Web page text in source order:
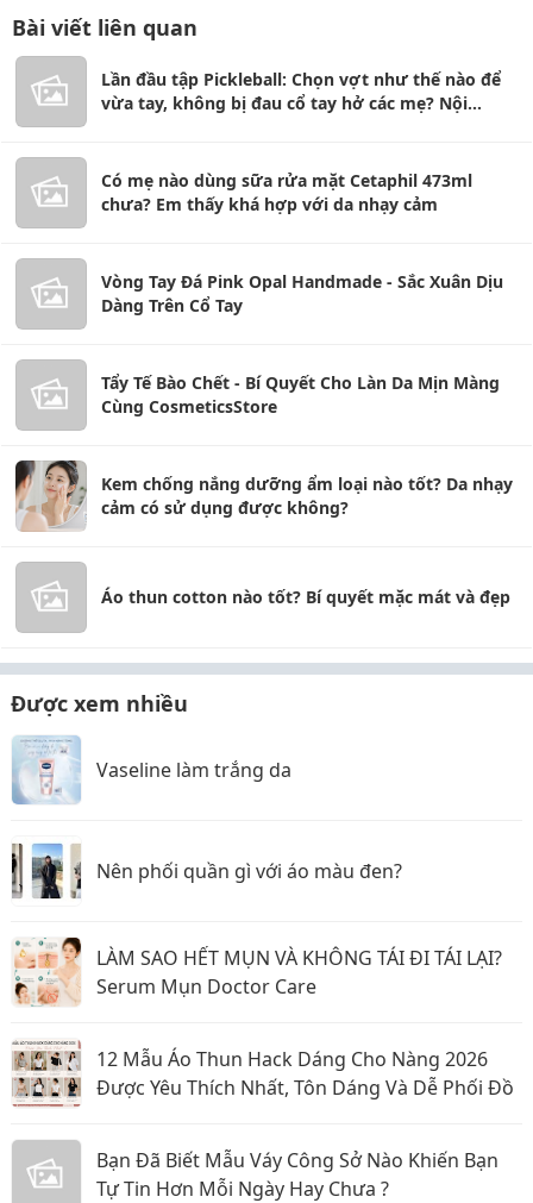
Bài viết liên quan
Lần đầu tập Pickleball: Chọn vợt như thế nào để
vừa tay, không bị đau cổ tay hở các mẹ? Nội
Có mẹ nào dùng sữa rửa mặt Cetaphil 473ml
chưa? Em thấy khá hợp với da nhạy cảm
Vòng Tay Đá Pink Opal Handmade - Sắc Xuân Dịu
Dàng Trên Cổ Tay
Tẩy Tế Bào Chết - Bí Quyết Cho Làn Da Mịn Màng
Cùng CosmeticsStore
Kem chống nắng dưỡng ẩm loại nào tốt? Da nhạy
cảm có sử dụng được không?
Áo thun cotton nào tốt? Bí quyết mặc mát và đẹp
Được xem nhiều
Vaseline làm trắng da
Nên phối quần gì với áo màu đen?
LÀM SAO HẾT MỤN VÀ KHÔNG TÁI ĐI TÁI LẠI?
Serum Mụn Doctor Care
12 Mẫu Áo Thun Hack Dáng Cho Nàng 2026
Được Yêu Thích Nhất, Tôn Dáng Và Dễ Phối Đồ
Bạn Đã Biết Mẫu Váy Công Sở Nào Khiến Bạn
Tự Tin Hơn Mỗi Ngày Hay Chưa ?